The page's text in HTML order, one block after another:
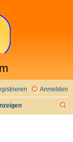
Anmelden